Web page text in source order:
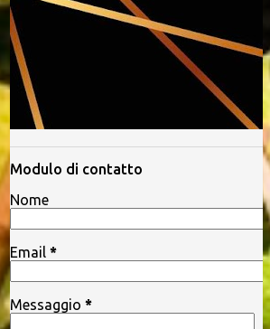
Modulo di contatto
Nome
Email *
Messaggio *